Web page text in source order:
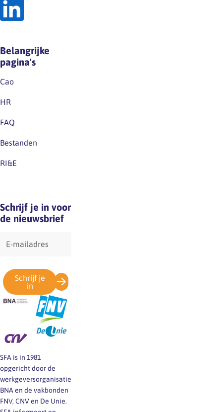
Belangrijke
pagina's
Cao
HR
FAQ
Bestanden
RI&E
Schrijf je in voor
de nieuwsbrief
mailadres
Schrijf je
in
SFA is in 1981
opgericht door de
werkgeversorganisatie
BNA en de vakbonden
FNV, CNV en De Unie.